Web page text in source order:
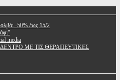
-50% έως 15/2
media
ΜΕ ΤΙΣ ΘΕΡΑΠΕΥΤΙΚΕΣ